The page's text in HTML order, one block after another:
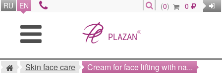
RU EN (0) 0
PLAZAN®
Skin face care Cream for face lifting with na...